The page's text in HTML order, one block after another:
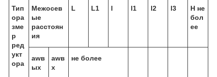
Тип
ора
зме
р
ред
укт
ора
Межосев
ые
расстоян
ия
L L1 l l1 l2 l3
H не
бол
ее
awв
ых
awв
х
не более